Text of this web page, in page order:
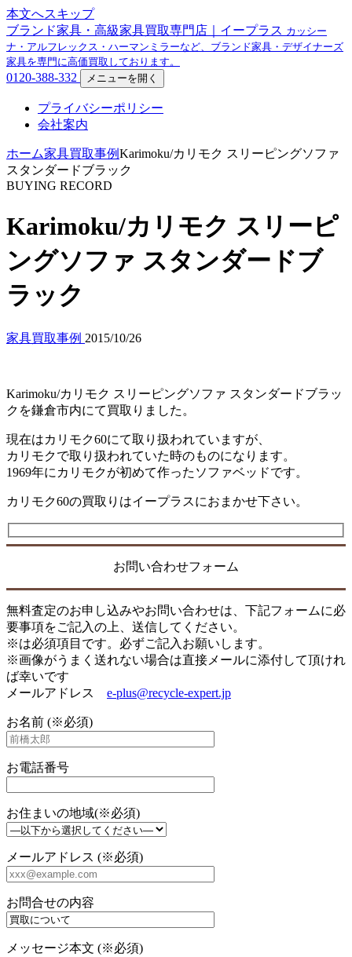
本文へスキップ
ブランド家具・高級家具買取専門店｜イープラス カッシー
ナ・アルフレックス・ハーマンミラーなど、ブランド家具・デザイナーズ
家具を専門に高価買取しております。
0120-388-332 メニューを開く
プライバシーポリシー
会社案内
ホーム家具買取事例Karimoku/カリモク スリーピングソファ
スタンダードブラック
BUYING RECORD
Karimoku/カリモク スリーピ
ングソファ スタンダードブ
ラック
家具買取事例 2015/10/26
Karimoku/カリモク スリーピングソファ スタンダードブラッ
クを鎌倉市内にて買取りました。
現在はカリモク60にて取り扱われていますが、
カリモクで取り扱われていた時のものになります。
1969年にカリモクが初めて作ったソファベッドです。
カリモク60の買取りはイープラスにおまかせ下さい。
お問い合わせフォーム
無料査定のお申し込みやお問い合わせは、下記フォームに必
要事項をご記入の上、送信してください。
※は必須項目です。必ずご記入お願いします。
※画像がうまく送れない場合は直接メールに添付して頂けれ
ば幸いです
メールアドレス e-plus@recycle-expert.jp
お名前 (※必須)
お電話番号
お住まいの地域(※必須)
メールアドレス (※必須)
お問合せの内容
メッセージ本文 (※必須)